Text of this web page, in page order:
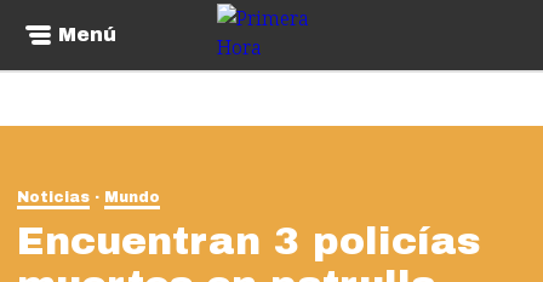
Menú
Noticias Mundo
Encuentran 3 policías